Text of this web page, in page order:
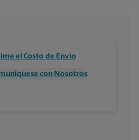
el Costo de Envío
con Nosotros